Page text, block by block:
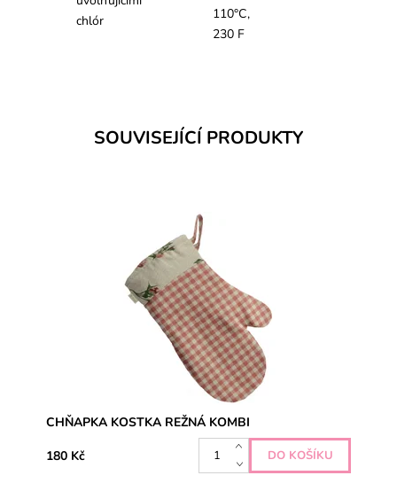
SOUVISEJÍCÍ PRODUKTY
Praktická kuchyňská chňapka pomůže i s tou
nejnáročnější hostinou, a navíc ochrání vaše ruce před
nechtěným popálením. Vnitřní izolační vrstva...
CHŇAPKA KOSTKA REŽNÁ KOMBI
180 Kč